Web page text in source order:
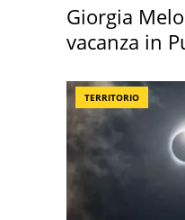
Giorgia
vacanza in
TERRITORIO